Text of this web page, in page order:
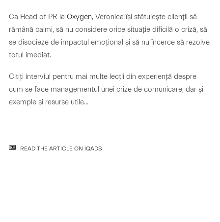
Ca Head of PR la Oxygen, Veronica își sfătuiește clienții să
rămână calmi, să nu considere orice situație dificilă o criză, să
se disocieze de impactul emoțional și să nu încerce să rezolve
totul imediat.
Citiți interviul pentru mai multe lecții din experiență despre
cum se face managementul unei crize de comunicare, dar și
exemple și resurse utile…
READ THE ARTICLE ON IQADS